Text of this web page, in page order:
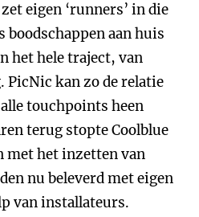
eigen ‘runners’ in die
aan huis
het hele traject, van
kan zo de relatie
touchpoints heen
terug stopte Coolblue
met het inzetten van
nu beleverd met eigen
van installateurs.